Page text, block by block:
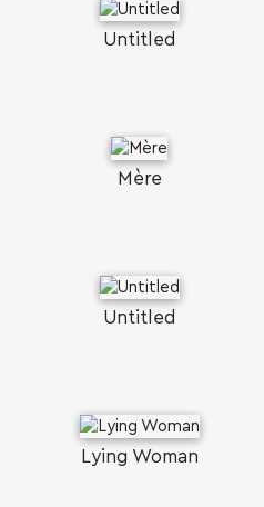
Untitled
Mère
Untitled
Lying Woman